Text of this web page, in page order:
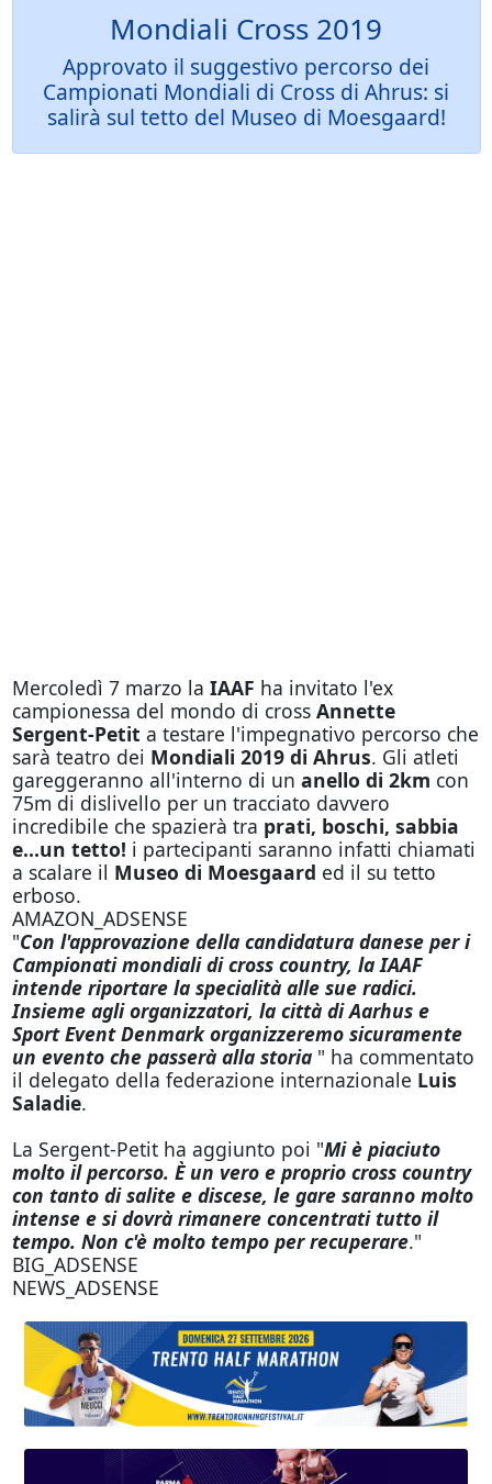
Mondiali Cross 2019
Approvato il suggestivo percorso dei
Campionati Mondiali di Cross di Ahrus: si
salirà sul tetto del Museo di Moesgaard!
Mercoledì 7 marzo la IAAF ha invitato l'ex
campionessa del mondo di cross Annette
Sergent-Petit a testare l'impegnativo percorso che
sarà teatro dei Mondiali 2019 di Ahrus. Gli atleti
gareggeranno all'interno di un anello di 2km con
75m di dislivello per un tracciato davvero
incredibile che spazierà tra prati, boschi, sabbia
e...un tetto! i partecipanti saranno infatti chiamati
a scalare il Museo di Moesgaard ed il su tetto
erboso.
AMAZON_ADSENSE
"Con l'approvazione della candidatura danese per i
Campionati mondiali di cross country, la IAAF
intende riportare la specialità alle sue radici.
Insieme agli organizzatori, la città di Aarhus e
Sport Event Denmark organizzeremo sicuramente
un evento che passerà alla storia" ha commentato
il delegato della federazione internazionale Luis
Saladie.
La Sergent-Petit ha aggiunto poi "Mi è piaciuto
molto il percorso. È un vero e proprio cross country
con tanto di salite e discese, le gare saranno molto
intense e si dovrà rimanere concentrati tutto il
tempo. Non c'è molto tempo per recuperare."
BIG_ADSENSE
NEWS_ADSENSE